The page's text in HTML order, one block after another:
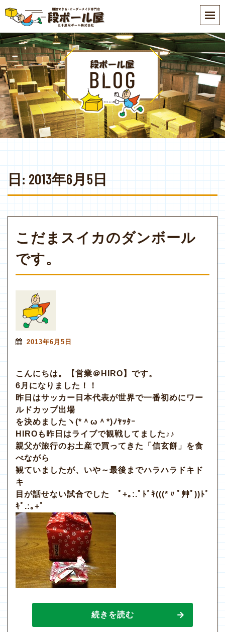
p
t
o
m
a
i
n
c
o
n
e
n
t
日:2013年6月5日
こだまスイカのダンボール
です。
2013年6月5日
こんにちは。【営業＠HIRO】です。
6月になりました！！
昨日はサッカー日本代表が世界で一番初めにワー
ルドカップ出場
を決めましたヽ(*＾ω＾*)ﾉﾔｯﾀｰ
HIROも昨日はライブで観戦してました♪♪
親父が旅行のお土産で買ってきた「信玄餅」を食
べながら
観ていましたが、いや～最後までハラハラドキド
キ
目が話せない試合でした ﾟ+｡:.ﾟﾄﾞｷ(((*〃ﾟ艸ﾟ))ﾄﾞ
ｷﾟ.:｡+ﾟ
続きを読む